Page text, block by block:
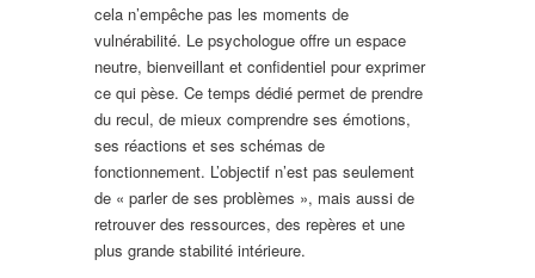
cela n’empêche pas les moments de
vulnérabilité. Le psychologue offre un espace
neutre, bienveillant et confidentiel pour exprimer
ce qui pèse. Ce temps dédié permet de prendre
du recul, de mieux comprendre ses émotions,
ses réactions et ses schémas de
fonctionnement. L’objectif n’est pas seulement
de « parler de ses problèmes », mais aussi de
retrouver des ressources, des repères et une
plus grande stabilité intérieure.